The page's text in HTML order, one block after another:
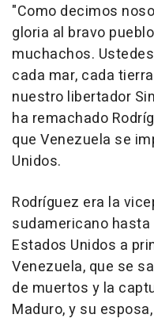
"Como decimos
gloria al bravo
muchachos.
cada mar, cada
nuestro libertador
ha remachado
que Venezuela se
Unidos.
Rodríguez era la
sudamericano
Estados Unidos a
Venezuela, que se
de muertos y la
Maduro, y su